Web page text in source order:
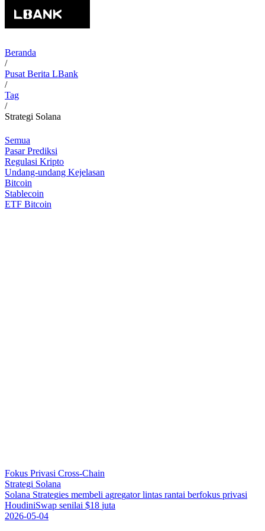
Beranda
/
Pusat Berita LBank
/
Tag
/
Strategi Solana
Semua
Pasar Prediksi
Regulasi Kripto
Undang-undang Kejelasan
Bitcoin
Stablecoin
ETF Bitcoin
Fokus Privasi Cross-Chain
Strategi Solana
Solana Strategies membeli agregator lintas rantai berfokus privasi
HoudiniSwap senilai $18 juta
2026-05-04